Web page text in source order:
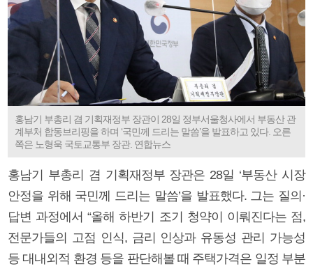
홍남기 부총리 겸 기획재정부 장관이 28일 정부서울청사에서 부동산 관
계부처 합동브리핑을 하며 ‘국민께 드리는 말씀’을 발표하고 있다. 오른
쪽은 노형욱 국토교통부 장관. 연합뉴스
홍남기 부총리 겸 기획재정부 장관은 28일 ‘부동산 시장
안정을 위해 국민께 드리는 말씀’을 발표했다. 그는 질의·
답변 과정에서 “올해 하반기 조기 청약이 이뤄진다는 점,
전문가들의 고점 인식, 금리 인상과 유동성 관리 가능성
등 대내외적 환경 등을 판단해볼 때 주택가격은 일정 부분